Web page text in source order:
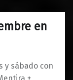
en
y sábado con
+